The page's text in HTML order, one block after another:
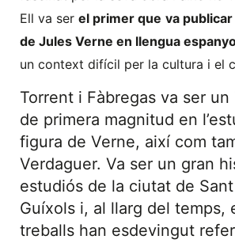
Ell va ser el primer que va
de Jules Verne en llengua
un context difícil per la cultura i el
Torrent i Fàbregas va ser
de primera magnitud en
figura de Verne, així com
Verdaguer. Va ser un gran
estudiós de la ciutat de
Guíxols i, al llarg del temps,
treballs han esdevingut